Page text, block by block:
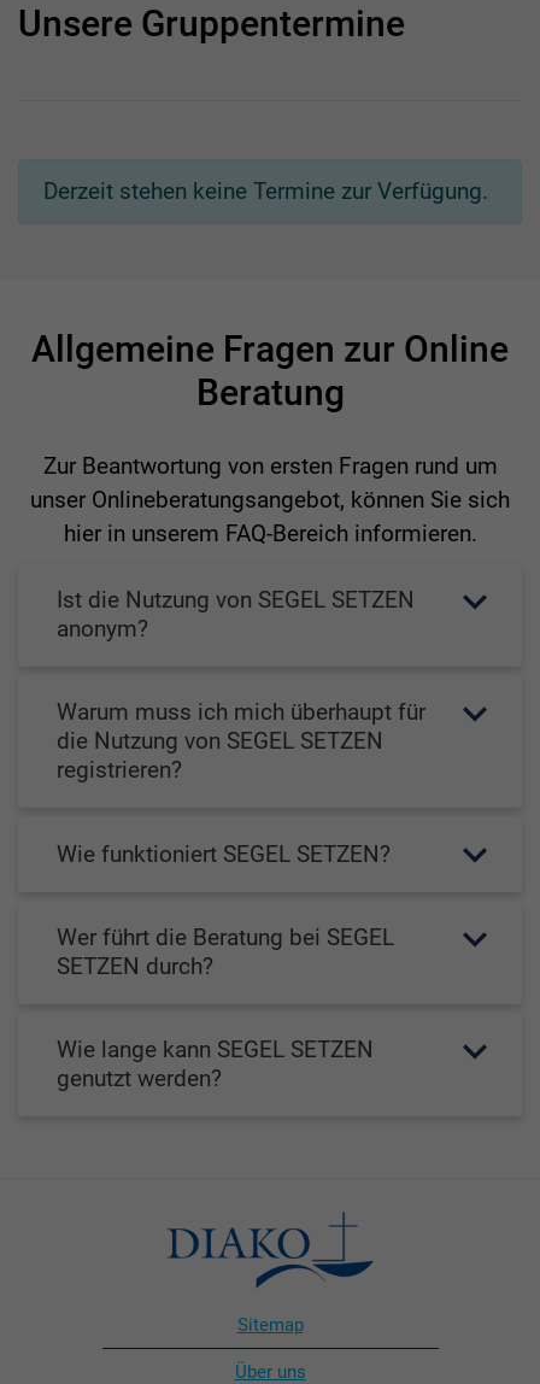
Unsere Gruppentermine
Derzeit stehen keine Termine zur Verfügung.
Allgemeine Fragen zur Online
Beratung
Zur Beantwortung von ersten Fragen rund um
unser Onlineberatungsangebot, können Sie sich
hier in unserem FAQ-Bereich informieren.
Ist die Nutzung von SEGEL SETZEN
anonym?
Warum muss ich mich überhaupt für
die Nutzung von SEGEL SETZEN
registrieren?
Wie funktioniert SEGEL SETZEN?
Wer führt die Beratung bei SEGEL
SETZEN durch?
Wie lange kann SEGEL SETZEN
genutzt werden?
Sitemap
Über uns